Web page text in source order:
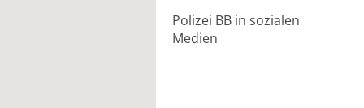
Polizei BB in sozialen
Medien